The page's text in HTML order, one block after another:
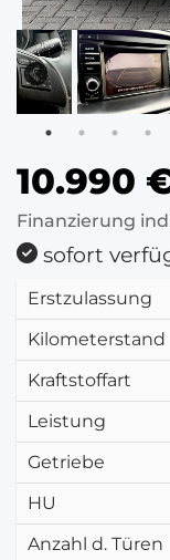
10.990
Finanzierung
sofort
Erstzulassung
Kilometerstand
Kraftstoffart
Leistung
Getriebe
HU
Anzahl d. Türen